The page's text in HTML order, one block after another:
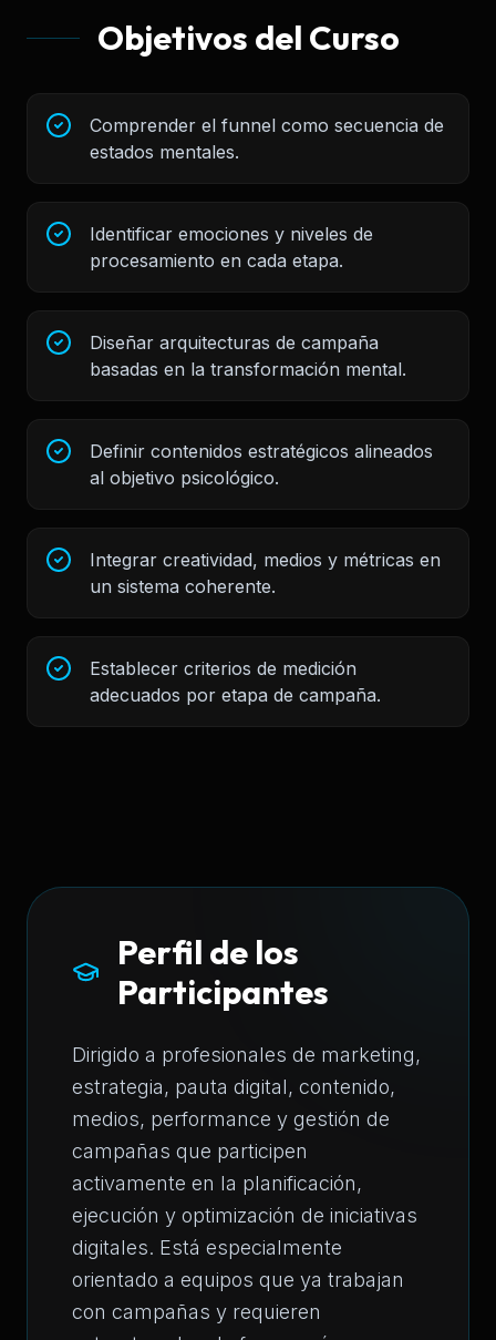
Objetivos del Curso
Comprender el funnel como secuencia de
estados mentales.
Identificar emociones y niveles de
procesamiento en cada etapa.
Diseñar arquitecturas de campaña
basadas en la transformación mental.
Definir contenidos estratégicos alineados
al objetivo psicológico.
Integrar creatividad, medios y métricas en
un sistema coherente.
Establecer criterios de medición
adecuados por etapa de campaña.
Perfil de los
Participantes
Dirigido a profesionales de marketing,
estrategia, pauta digital, contenido,
medios, performance y gestión de
campañas que participen
activamente en la planificación,
ejecución y optimización de iniciativas
digitales. Está especialmente
orientado a equipos que ya trabajan
con campañas y requieren